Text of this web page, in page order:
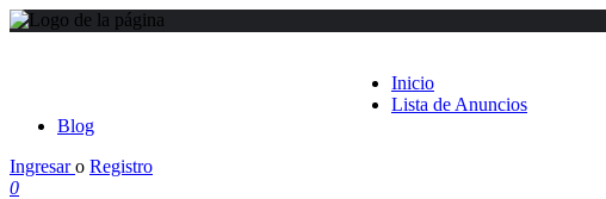
Inicio
Lista de Anuncios
Blog
Ingresaro Registro
0